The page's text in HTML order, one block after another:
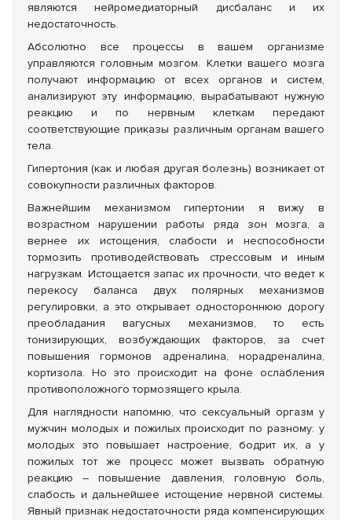
являются нейромедиаторный дисбаланс и их
недостаточность.
Абсолютно все процессы в вашем организме
управляются головным мозгом. Клетки вашего мозга
получают информацию от всех органов и систем,
анализируют эту информацию, вырабатывают нужную
реакцию и по нервным клеткам передают
соответствующие приказы различным органам вашего
тела.
Гипертония (как и любая другая болезнь) возникает от
совокупности различных факторов.
Важнейшим механизмом гипертонии я вижу в
возрастном нарушении работы ряда зон мозга, а
вернее их истощения, слабости и неспособности
тормозить противодействовать стрессовым и иным
нагрузкам. Истощается запас их прочности, что ведет к
перекосу баланса двух полярных механизмов
регулировки, а это открывает одностороннюю дорогу
преобладания вагусных механизмов, то есть
тонизирующих, возбуждающих факторов, за счет
повышения гормонов адреналина, норадреналина,
кортизола. Но это происходит на фоне ослабления
противоположного тормозящего крыла.
Для наглядности напомню, что сексуальный оргазм у
мужчин молодых и пожилых происходит по разному: у
молодых это повышает настроение, бодрит их, а у
пожилых тот же процесс может вызвать обратную
реакцию – повышение давления, головную боль,
слабость и дальнейшее истощение нервной системы.
Явный признак недостаточности ряда компенсирующих